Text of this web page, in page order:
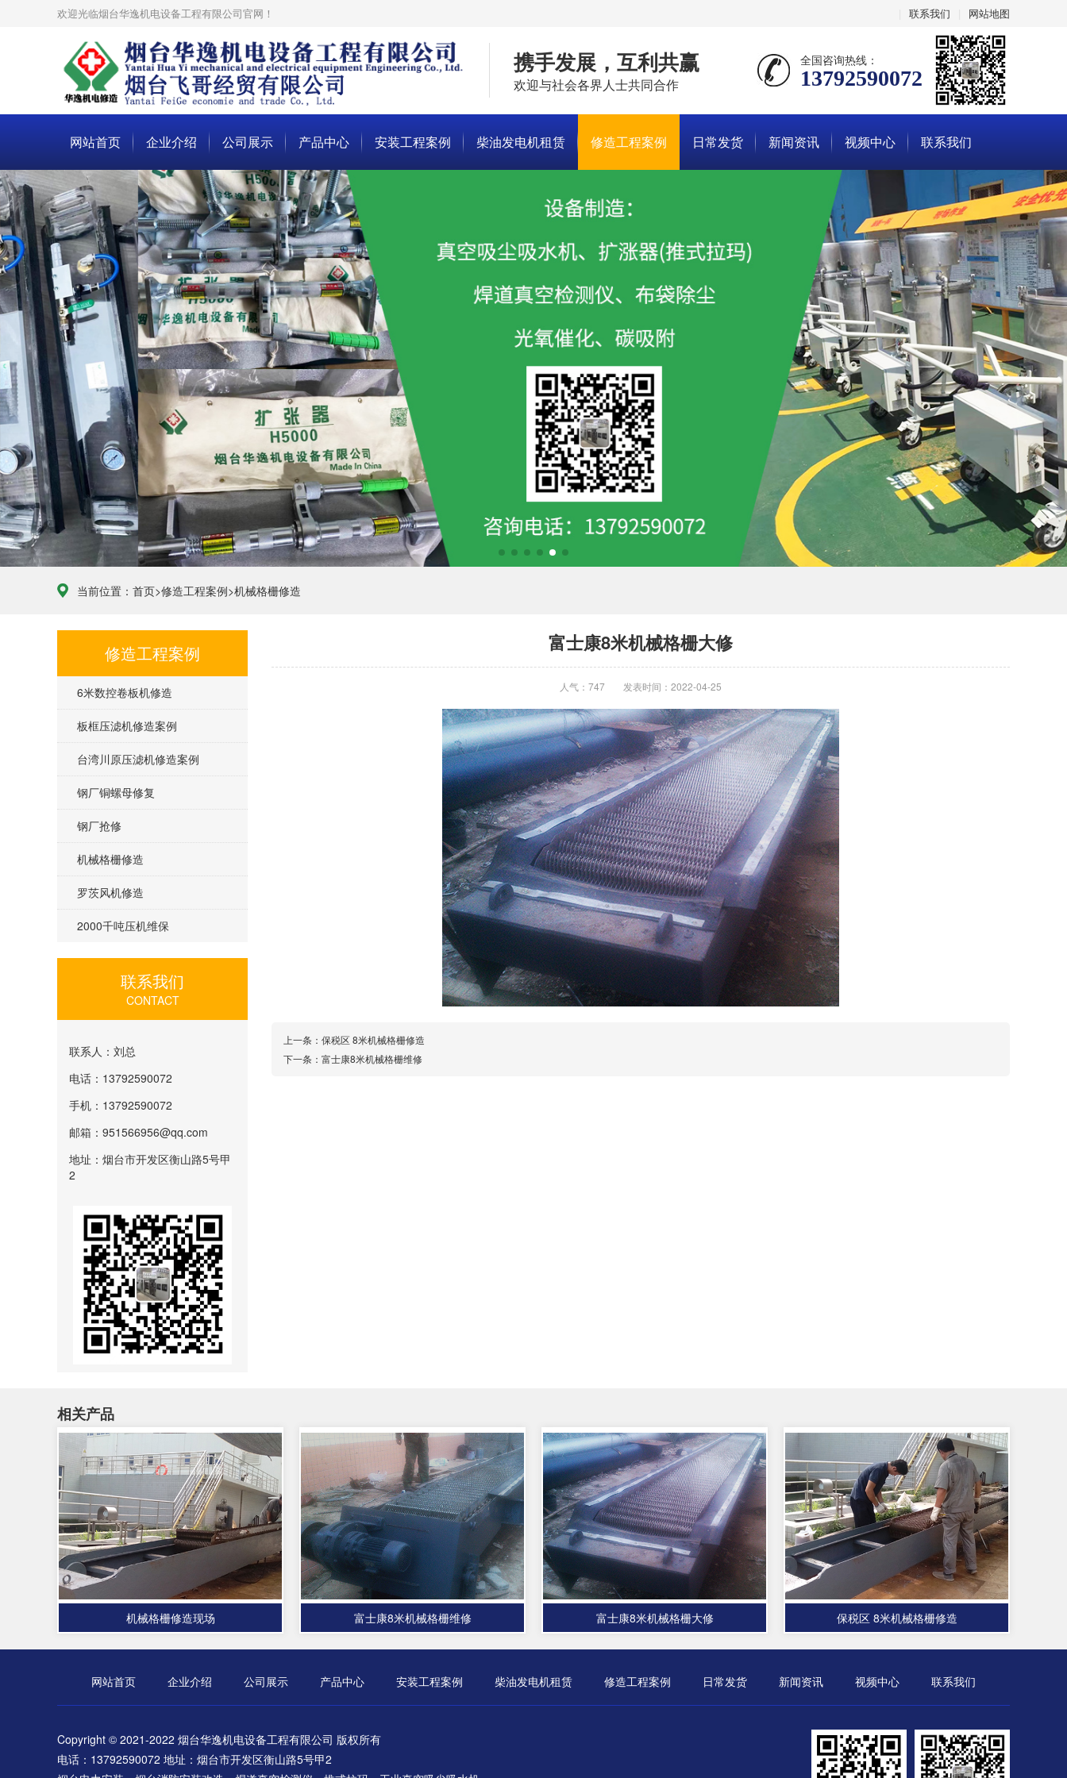
联系我们 网站地图
欢迎光临烟台华逸机电设备工程有限公司官网！
携手发展，互利共赢
欢迎与社会各界人士共同合作
全国咨询热线：
13792590072
网站首页 企业介绍 公司展示 产品中心 安装工程案例 柴油发电机租赁 修造工程案例 日常发货 新闻资讯 视频中心 联系我们
当前位置： 首页>修造工程案例>机械格栅修造
修造工程案例
6米数控卷板机修造
板框压滤机修造案例
台湾川原压滤机修造案例
钢厂铜螺母修复
钢厂抢修
机械格栅修造
罗茨风机修造
2000千吨压机维保
联系我们
CONTACT
联系人：刘总
电话：13792590072
手机：13792590072
邮箱：951566956@qq.com
地址：烟台市开发区衡山路5号甲
2
富士康8米机械格栅大修
人气：747 发表时间：2022-04-25
上一条： 保税区 8米机械格栅修造
下一条： 富士康8米机械格栅维修
相关产品
机械格栅修造现场 富士康8米机械格栅维修 富士康8米机械格栅大修 保税区 8米机械格栅修造
网站首页 企业介绍 公司展示 产品中心 安装工程案例 柴油发电机租赁 修造工程案例 日常发货 新闻资讯 视频中心 联系我们
Copyright © 2021-2022 烟台华逸机电设备工程有限公司 版权所有
电话：13792590072 地址：烟台市开发区衡山路5号甲2